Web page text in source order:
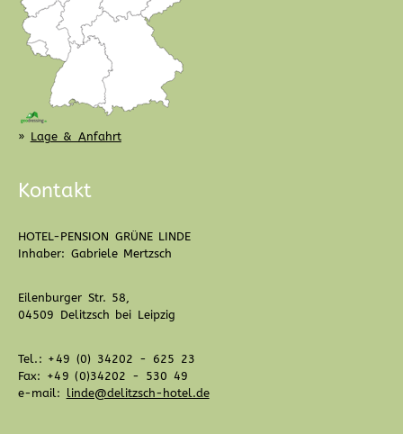
» Lage & Anfahrt
Kontakt
HOTEL-PENSION GRÜNE LINDE
Inhaber: Gabriele Mertzsch
Eilenburger Str. 58,
04509 Delitzsch bei Leipzig
Tel.: +49 (0) 34202 - 625 23
Fax: +49 (0)34202 - 530 49
e-mail: linde@delitzsch-hotel.de